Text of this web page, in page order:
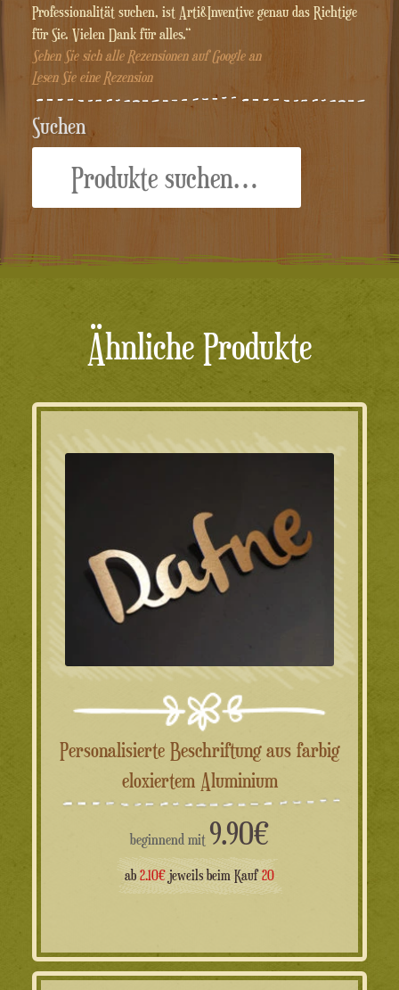
Professionalität suchen, ist Arti&Inventive genau das Richtige
für Sie. Vielen Dank für alles.“
Sehen Sie sich alle Rezensionen auf Google an
Lesen Sie eine Rezension
Suchen
Ähnliche Produkte
Personalisierte Beschriftung aus farbig
eloxiertem Aluminium
beginnend mit 9.90€
ab 2.10€ jeweils beim Kauf20